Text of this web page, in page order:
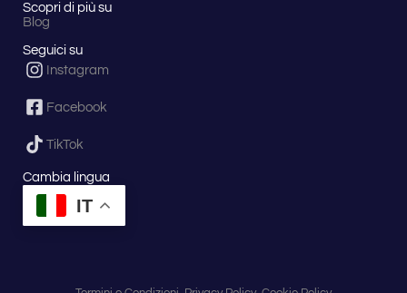
Scopri di più su
Blog
Seguici su
Instagram
Facebook
TikTok
Cambia lingua
IT